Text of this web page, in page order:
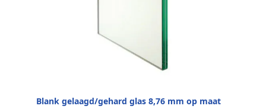
Blank gelaagd/gehard glas 8,76 mm op maat